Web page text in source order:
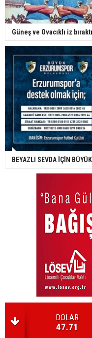
Güneş ve Ovacıklı iz bıraktı
BEYAZLI SEVDA İÇİN
DOLAR
47.71